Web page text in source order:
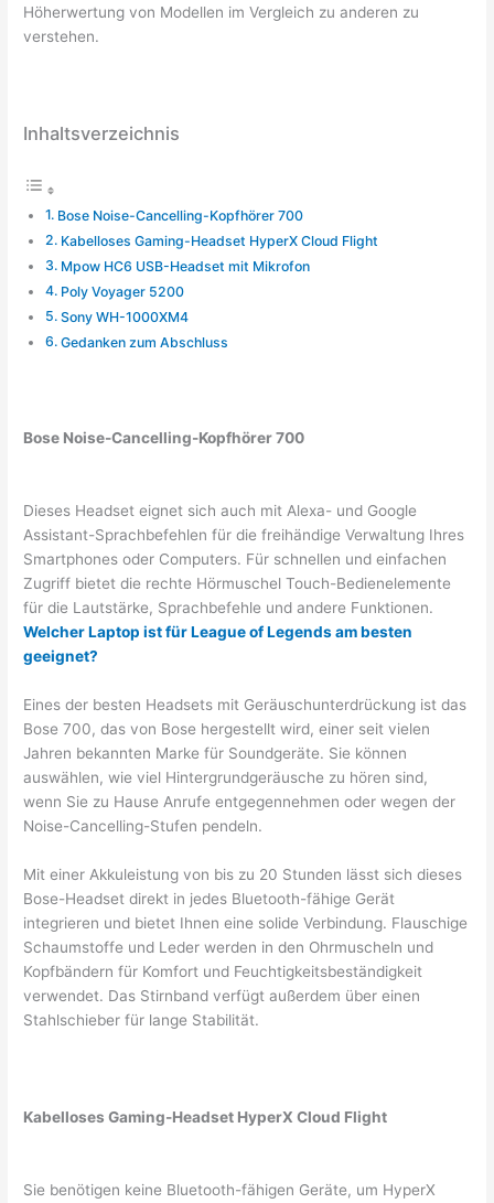
Höherwertung von Modellen im Vergleich zu anderen zu
verstehen.
Inhaltsverzeichnis
Bose Noise-Cancelling-Kopfhörer 700
Kabelloses Gaming-Headset HyperX Cloud Flight
Mpow HC6 USB-Headset mit Mikrofon
Poly Voyager 5200
Sony WH-1000XM4
Gedanken zum Abschluss
Bose Noise-Cancelling-Kopfhörer 700
Dieses Headset eignet sich auch mit Alexa- und Google
Assistant-Sprachbefehlen für die freihändige Verwaltung Ihres
Smartphones oder Computers. Für schnellen und einfachen
Zugriff bietet die rechte Hörmuschel Touch-Bedienelemente
für die Lautstärke, Sprachbefehle und andere Funktionen.
Welcher Laptop ist für League of Legends am besten
geeignet?
Eines der besten Headsets mit Geräuschunterdrückung ist das
Bose 700, das von Bose hergestellt wird, einer seit vielen
Jahren bekannten Marke für Soundgeräte. Sie können
auswählen, wie viel Hintergrundgeräusche zu hören sind,
wenn Sie zu Hause Anrufe entgegennehmen oder wegen der
Noise-Cancelling-Stufen pendeln.
Mit einer Akkuleistung von bis zu 20 Stunden lässt sich dieses
Bose-Headset direkt in jedes Bluetooth-fähige Gerät
integrieren und bietet Ihnen eine solide Verbindung. Flauschige
Schaumstoffe und Leder werden in den Ohrmuscheln und
Kopfbändern für Komfort und Feuchtigkeitsbeständigkeit
verwendet. Das Stirnband verfügt außerdem über einen
Stahlschieber für lange Stabilität.
Kabelloses Gaming-Headset HyperX Cloud Flight
Sie benötigen keine Bluetooth-fähigen Geräte, um HyperX